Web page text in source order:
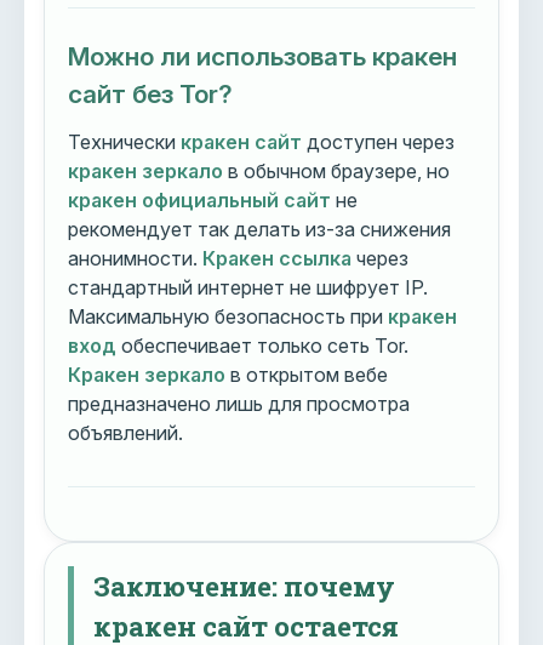
Можно ли использовать кракен
сайт без Tor?
Технически кракен сайт доступен через
кракен зеркало в обычном браузере, но
кракен официальный сайт не
рекомендует так делать из-за снижения
анонимности. Кракен ссылка через
стандартный интернет не шифрует IP.
Максимальную безопасность при кракен
вход обеспечивает только сеть Tor.
Кракен зеркало в открытом вебе
предназначено лишь для просмотра
объявлений.
Заключение: почему
кракен сайт остается